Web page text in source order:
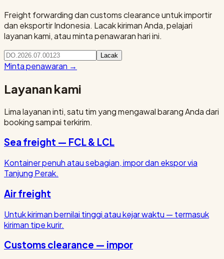
Freight forwarding dan customs clearance untuk importir
dan eksportir Indonesia. Lacak kiriman Anda, pelajari
layanan kami, atau minta penawaran hari ini.
Lacak
Minta penawaran →
Layanan kami
Lima layanan inti, satu tim yang mengawal barang Anda dari
booking sampai terkirim.
Sea freight — FCL & LCL
Kontainer penuh atau sebagian, impor dan ekspor via
Tanjung Perak.
Air freight
Untuk kiriman bernilai tinggi atau kejar waktu — termasuk
kiriman tipe kurir.
Customs clearance — impor